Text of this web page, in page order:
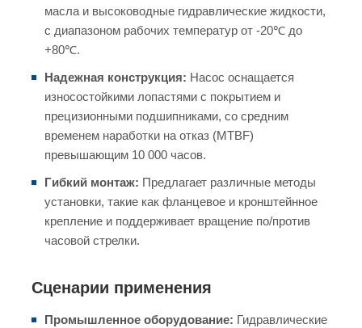
масла и высоководные гидравлические жидкости,
с диапазоном рабочих температур от -20℃ до
+80℃.
Надежная конструкция: Насос оснащается
износостойкими лопастями с покрытием и
прецизионными подшипниками, со средним
временем наработки на отказ (MTBF)
превышающим 10 000 часов.
Гибкий монтаж: Предлагает различные методы
установки, такие как фланцевое и кронштейнное
крепление и поддерживает вращение по/против
часовой стрелки.
Сценарии применения
Промышленное оборудование: Гидравлические